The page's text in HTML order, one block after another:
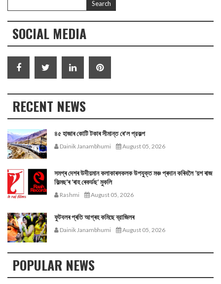
SOCIAL MEDIA
RECENT NEWS
৪৫ হাজাৰ কোটি টকাৰ সীমান্ত ৰে'ল প্রকল্প
Dainik Janambhumi August 05, 2026
সমগ্ৰ দেশৰ উদীয়মান কলাকাৰসকলক উপযুক্ত মঞ্চ প্ৰদান কৰিবলৈ ‘য়শ ৰাজ
ফিল্মছ’ৰ ‘ৰাহ ৰেকৰ্ডছ’ মুকলি
Rashmi August 05, 2026
ফুটবলৰ প্ৰতি আগ্ৰহ কমিছে ব্রাজিলৰ
Dainik Janambhumi August 05, 2026
POPULAR NEWS